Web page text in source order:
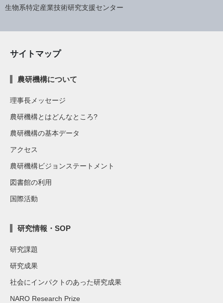
生物系特定産業技術研究支援センター
サイトマップ
農研機構について
理事長メッセージ
農研機構とはどんなところ?
農研機構の基本データ
アクセス
農研機構ビジョンステートメント
図書館の利用
国際活動
研究情報・SOP
研究課題
研究成果
社会にインパクトのあった研究成果
NARO Research Prize